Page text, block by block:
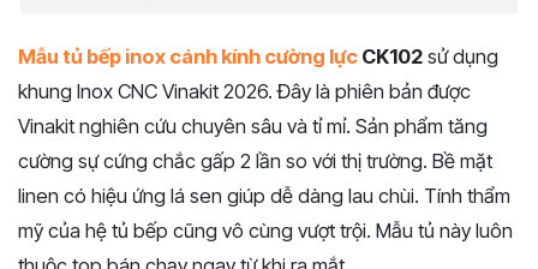
Mẫu tủ bếp inox cánh kính cường lực CK102 sử dụng
khung Inox CNC Vinakit 2026. Đây là phiên bản được
Vinakit nghiên cứu chuyên sâu và tỉ mỉ. Sản phẩm tăng
cường sự cứng chắc gấp 2 lần so với thị trường. Bề mặt
linen có hiệu ứng lá sen giúp dễ dàng lau chùi. Tính thẩm
mỹ của hệ tủ bếp cũng vô cùng vượt trội. Mẫu tủ này luôn